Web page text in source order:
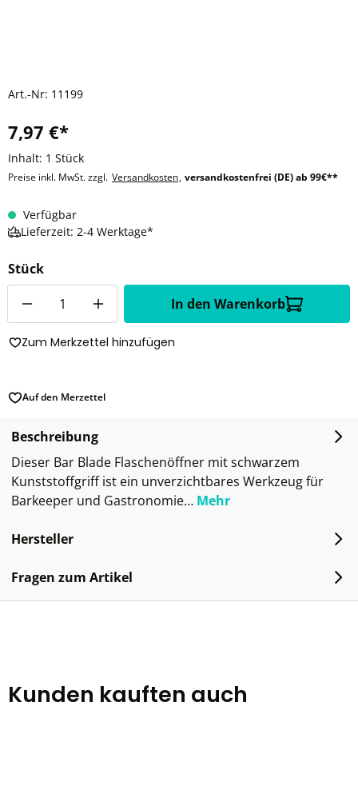
Art.-Nr: 11199
7,97 €*
Inhalt: 1 Stück
Preise inkl. MwSt. zzgl. Versandkosten, versandkostenfrei (DE) ab 99€**
Verfügbar
Lieferzeit: 2-4 Werktage*
Stück
In den Warenkorb
Zum Merkzettel hinzufügen
Auf den Merzettel
Beschreibung
Dieser Bar Blade Flaschenöffner mit schwarzem
Kunststoffgriff ist ein unverzichtbares Werkzeug für
Barkeeper und Gastronomie… Mehr
Hersteller
Fragen zum Artikel
Kunden kauften auch